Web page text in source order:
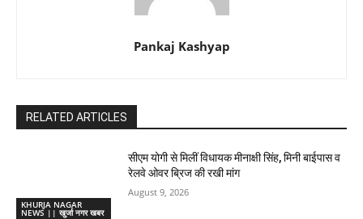
Pankaj Kashyap
RELATED ARTICLES
KHURJA NAGAR
NEWS || खुर्जा नगर खबर
सीएम योगी से मिलीं विधायक मीनाक्षी सिंह, मिनी बाईपास व
रेलवे ओवर ब्रिज की रखी मांग
August 9, 2026